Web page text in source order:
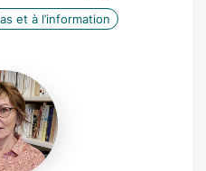
et à l’information
Marie-
claude
Bossiere